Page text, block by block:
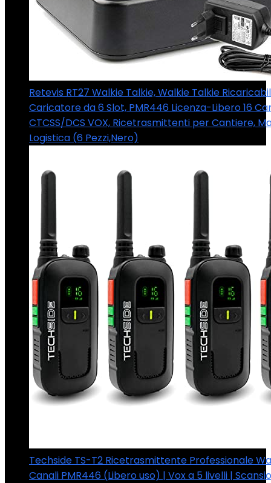
Retevis RT27 Walkie Talkie, Walkie Talkie
Caricatore da 6 Slot, PMR446 Licenza-Libero 16
CTCSS/DCS VOX, Ricetrasmittenti per Cantiere,
Logistica (6 Pezzi,Nero)
Techside TS-T2 Ricetrasmittente Professionale
Canali PMR446 (Libero uso) | Vox a 5 livelli |